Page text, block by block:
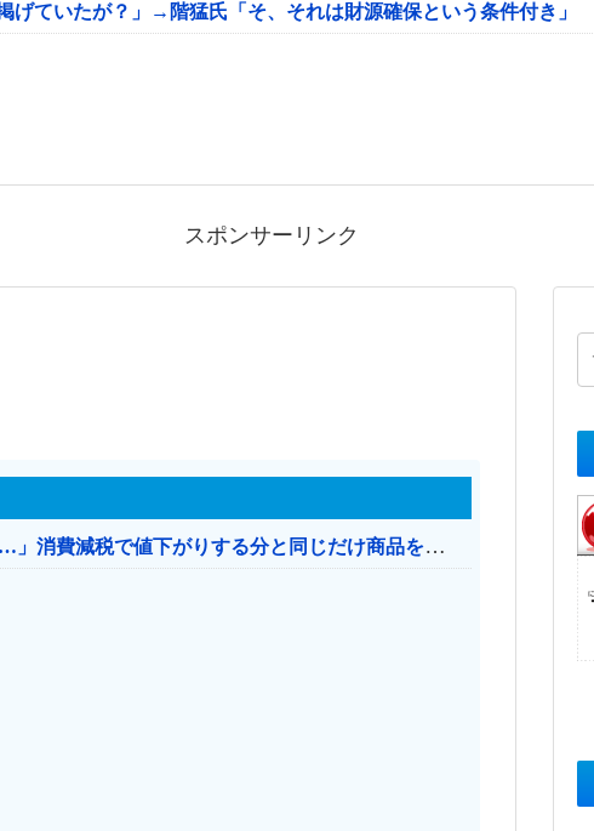
ていたが？」→階猛氏「そ、それは財源確保という条件付き」
スポンサーリンク
【消費税率1％】 「下げるのが筋なんですけど…」消費減税で値下がりする分と同じだけ商品を値上げして店頭価格を変えない店も